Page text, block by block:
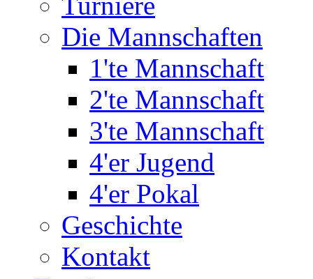
Die Mannschaften
1'te Mannschaft
2'te Mannschaft
3'te Mannschaft
4'er Jugend
4'er Pokal
Geschichte
Kontakt